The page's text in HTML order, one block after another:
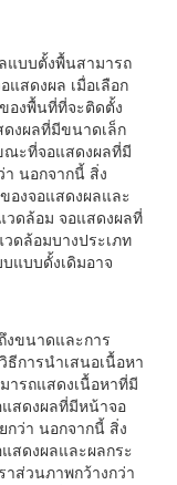
แบบตั้งพื้นสามารถ
แสดงผล เมื่อเลือก
องพื้นที่ที่จะติดตั้ง
ดงผลที่มีขนาดเล็ก
ณะที่จอแสดงผลที่มี
นอกจากนี้ สิ่ง
องจอแสดงผลและ
วดล้อม จอแสดงผลที่
ดล้อมบางประเภท
แบบดั้งเดิมอาจ
งขนาดและการ
การนำเสนอเนื้อหา
ารถแสดงเนื้อหาที่มี
สดงผลที่มีหน้าจอ
กว่า นอกจากนี้ สิ่ง
สดงผลและผลกระ
ส่วนภาพกว้างกว่า